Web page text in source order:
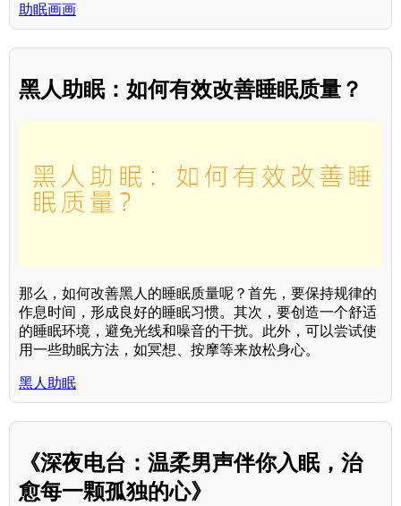
助眠画画
黑人助眠：如何有效改善睡眠质量？
那么，如何改善黑人的睡眠质量呢？首先，要保持规律的
作息时间，形成良好的睡眠习惯。其次，要创造一个舒适
的睡眠环境，避免光线和噪音的干扰。此外，可以尝试使
用一些助眠方法，如冥想、按摩等来放松身心。
黑人助眠
《深夜电台：温柔男声伴你入眠，治
愈每一颗孤独的心》